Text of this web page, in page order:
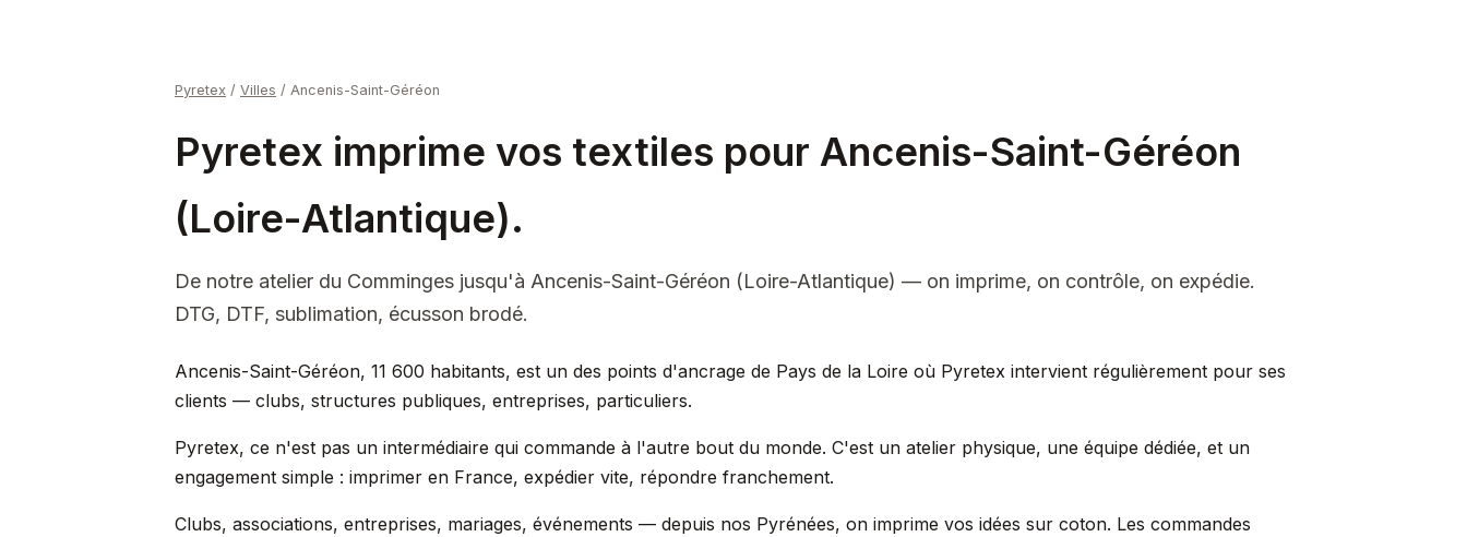
Pyretex / Villes / Ancenis-Saint-Géréon
Pyretex imprime vos textiles pour Ancenis-Saint-Géréon
(Loire-Atlantique).
De notre atelier du Comminges jusqu'à Ancenis-Saint-Géréon (Loire-Atlantique) — on imprime, on contrôle, on expédie.
DTG, DTF, sublimation, écusson brodé.
Ancenis-Saint-Géréon, 11 600 habitants, est un des points d'ancrage de Pays de la Loire où Pyretex intervient régulièrement pour ses
clients — clubs, structures publiques, entreprises, particuliers.
Pyretex, ce n'est pas un intermédiaire qui commande à l'autre bout du monde. C'est un atelier physique, une équipe dédiée, et un
engagement simple : imprimer en France, expédier vite, répondre franchement.
Clubs, associations, entreprises, mariages, événements — depuis nos Pyrénées, on imprime vos idées sur coton. Les commandes